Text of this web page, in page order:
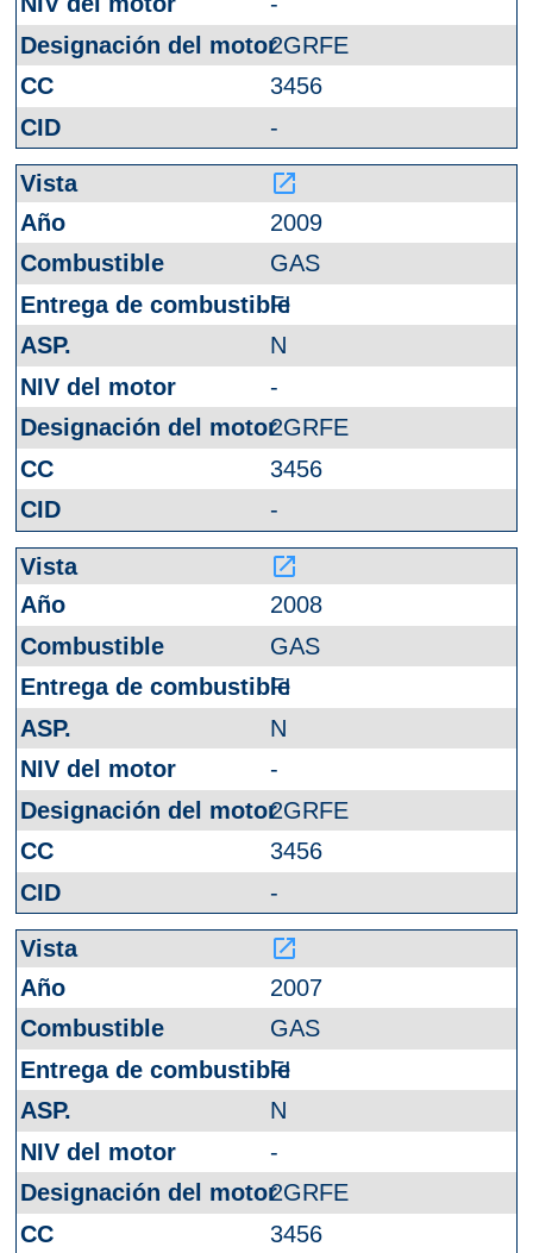
2GRFE
3456
-
launch
2009
GAS
FI
N
-
2GRFE
3456
-
launch
2008
GAS
FI
N
-
2GRFE
3456
-
launch
2007
GAS
FI
N
-
2GRFE
3456